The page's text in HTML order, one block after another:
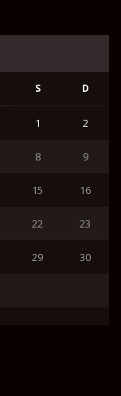
S D
1 2
8 9
15 16
22 23
29 30